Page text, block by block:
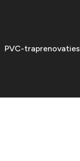
PVC-traprenovaties